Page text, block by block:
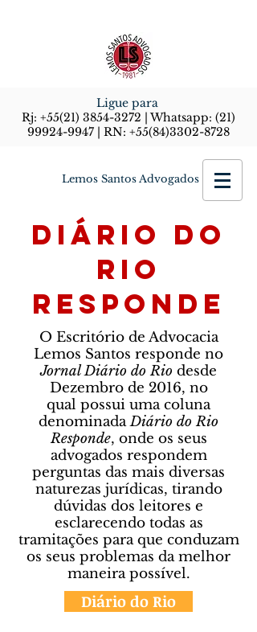
Ligue para
Rj: +55(21) 3854-3272 | Whatsapp: (21)
99924-9947 | RN: +55(84)3302-8728
Lemos Santos Advogados
Diário do
Rio
Responde
O Escritório de Advocacia
Lemos Santos responde no
Jornal Diário do Rio desde
Dezembro de 2016, no
qual possui uma coluna
denominadaDiário do Rio
Responde, onde os seus
advogados respondem
perguntas das mais diversas
naturezas jurídicas, tirando
dúvidas dos leitores e
esclarecendo todas as
tramitações para que conduzam
os seus problemas da melhor
maneira possível.
Diário do Rio